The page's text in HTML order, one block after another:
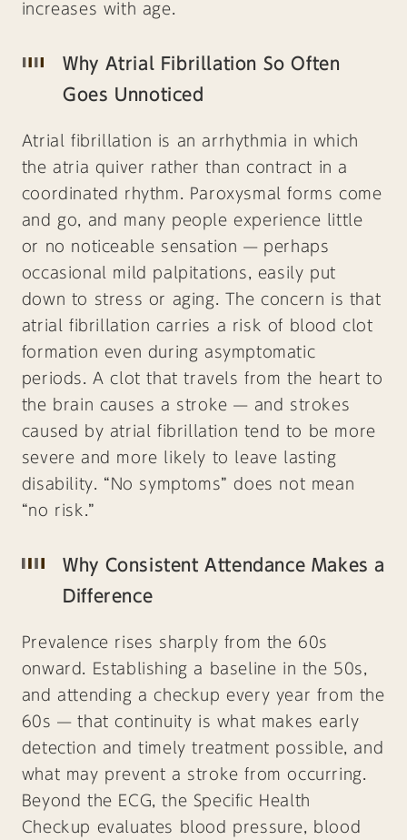
increases with age.
Why Atrial Fibrillation So Often
Goes Unnoticed
Atrial fibrillation is an arrhythmia in which
the atria quiver rather than contract in a
coordinated rhythm. Paroxysmal forms come
and go, and many people experience little
or no noticeable sensation — perhaps
occasional mild palpitations, easily put
down to stress or aging. The concern is that
atrial fibrillation carries a risk of blood clot
formation even during asymptomatic
periods. A clot that travels from the heart to
the brain causes a stroke — and strokes
caused by atrial fibrillation tend to be more
severe and more likely to leave lasting
disability. “No symptoms” does not mean
“no risk.”
Why Consistent Attendance Makes a
Difference
Prevalence rises sharply from the 60s
onward. Establishing a baseline in the 50s,
and attending a checkup every year from the
60s — that continuity is what makes early
detection and timely treatment possible, and
what may prevent a stroke from occurring.
Beyond the ECG, the Specific Health
Checkup evaluates blood pressure, blood